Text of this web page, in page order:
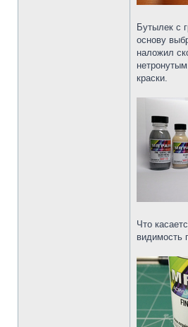
Бутылек с
основу
наложил
краски.
Что
видимость